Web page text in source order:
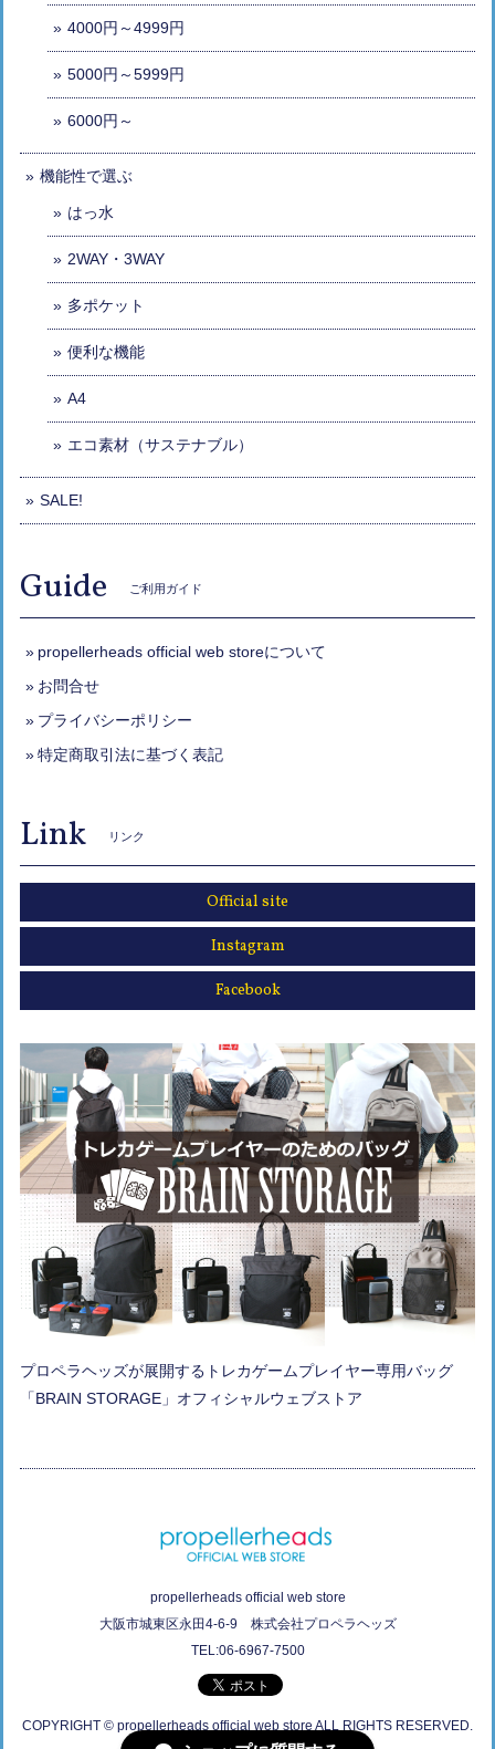
4000円～4999円
5000円～5999円
6000円～
機能性で選ぶ
はっ水
2WAY・3WAY
多ポケット
便利な機能
A4
エコ素材（サステナブル）
SALE!
Guide ご利用ガイド
propellerheads official web storeについて
お問合せ
プライバシーポリシー
特定商取引法に基づく表記
Link リンク
Official site
Instagram
Facebook
プロペラヘッズが展開するトレカゲームプレイヤー専用バッグ
「BRAIN STORAGE」オフィシャルウェブストア
propellerheads official web store
大阪市城東区永田4-6-9 株式会社プロペラヘッズ
TEL:06-6967-7500
COPYRIGHT © propellerheads official web store ALL RIGHTS RESERVED.